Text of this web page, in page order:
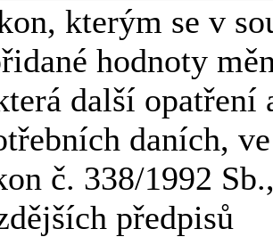
kterým se v
hodnoty
další opatření
daních,
č. 338/1992
předpisů